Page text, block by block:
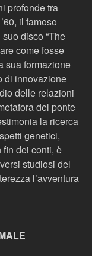
profonde tra
il famoso
disco “The
come fosse
sua formazione
di innovazione
delle relazioni
del ponte
la ricerca
genetici,
dei conti, è
studiosi del
l’avventura